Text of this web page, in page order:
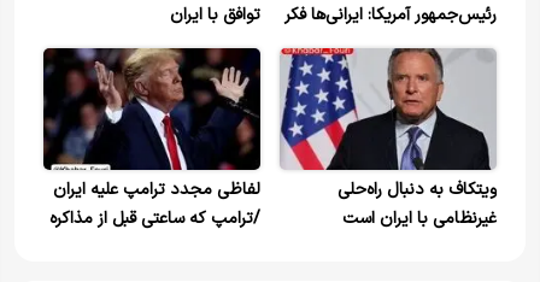
رئیس‌جمهور آمریکا: ایرانی‌ها فکر
می‌کردند توافق آتش‌بس شامل
لبنان هم می‌شود، اما این‌طور
توافق با ایران
ویتکاف به دنبال راه‌حلی
غیرنظامی با ایران است
لفاظی مجدد ترامپ علیه ایران
/ترامپ که ساعتی قبل از مذاکره